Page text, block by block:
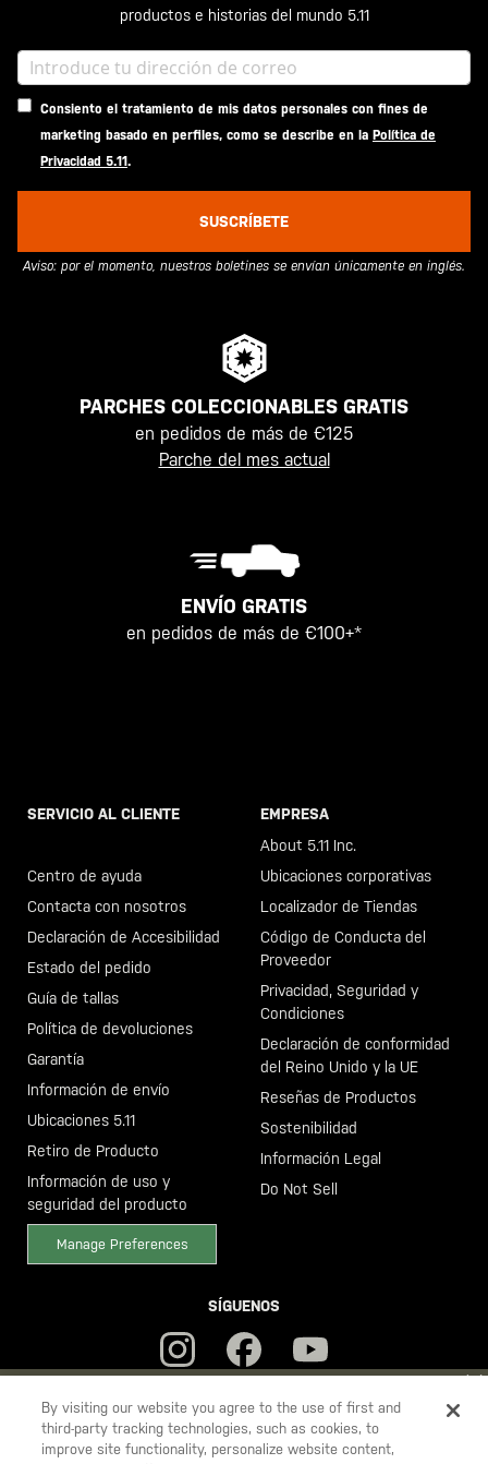
YOU ARE SHOPPING ON OURESPAÑA SITE. WOULD YOU LIKE
TO SHIP TO ANOTHER COUNTRY?
productos e historias del mundo 5.11
Consiento el tratamiento de mis datos personales con fines de
marketing basado en perfiles, como se describe en la Política de
Privacidad 5.11.
SUSCRÍBETE
Aviso: por el momento, nuestros boletines se envían únicamente en inglés.
PARCHES COLECCIONABLES GRATIS
en pedidos de más de €125
Parche del mes actual
ENVÍO GRATIS
en pedidos de más de €100+*
SERVICIO AL CLIENTE
Centro de ayuda
Contacta con nosotros
Declaración de Accesibilidad
Estado del pedido
Guía de tallas
Política de devoluciones
Garantía
Información de envío
Ubicaciones 5.11
Retiro de Producto
Información de uso y
seguridad del producto
Manage Preferences
EMPRESA
About 5.11 Inc.
Ubicaciones corporativas
Localizador de Tiendas
Código de Conducta del
Proveedor
Privacidad, Seguridad y
Condiciones
Declaración de conformidad
del Reino Unido y la UE
Reseñas de Productos
Sostenibilidad
Información Legal
Do Not Sell
SÍGUENOS
5.11
By visiting our website you agree to the use of first and
third-party tracking technologies, such as cookies, to
improve site functionality, personalize website content,